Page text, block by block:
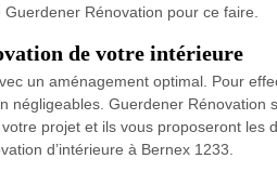
Rénovation pour ce faire.
de votre intérieure
un aménagement optimal. Pour
Guerdener Rénovation
projet et ils vous proposeront les
d’intérieure à Bernex 1233.